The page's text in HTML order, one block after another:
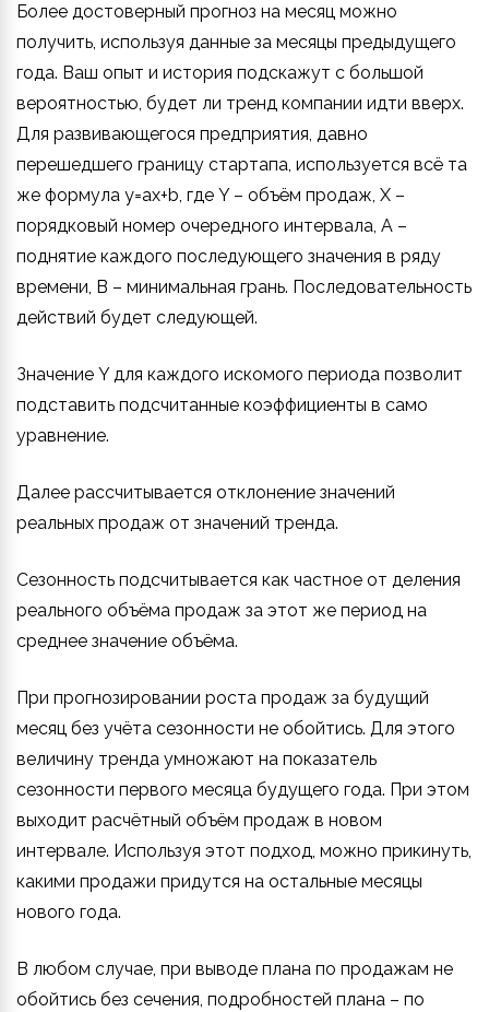
Более достоверный прогноз на месяц можно
получить, используя данные за месяцы предыдущего
года. Ваш опыт и история подскажут с большой
вероятностью, будет ли тренд компании идти вверх.
Для развивающегося предприятия, давно
перешедшего границу стартапа, используется всё та
же формула y=ax+b, где Y – объём продаж, X –
порядковый номер очередного интервала, A –
поднятие каждого последующего значения в ряду
времени, B – минимальная грань. Последовательность
действий будет следующей.
Значение Y для каждого искомого периода позволит
подставить подсчитанные коэффициенты в само
уравнение.
Далее рассчитывается отклонение значений
реальных продаж от значений тренда.
Сезонность подсчитывается как частное от деления
реального объёма продаж за этот же период на
среднее значение объёма.
При прогнозировании роста продаж за будущий
месяц без учёта сезонности не обойтись. Для этого
величину тренда умножают на показатель
сезонности первого месяца будущего года. При этом
выходит расчётный объём продаж в новом
интервале. Используя этот подход, можно прикинуть,
какими продажи придутся на остальные месяцы
нового года.
В любом случае, при выводе плана по продажам не
обойтись без сечения, подробностей плана – по